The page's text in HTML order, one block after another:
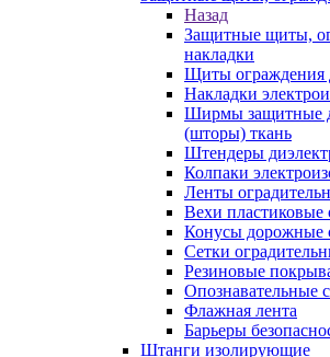
Назад
Защитные щиты,
накладки
Щиты ограждения
Накладки
Ширмы защитные
(шторы) ткань
Штендеры
Колпаки
Ленты
Вехи пластиковые
Конусы дорожные
Сетки
Резиновые
Опознавательные
Флажная лента
Барьеры
Штанги изолирующие